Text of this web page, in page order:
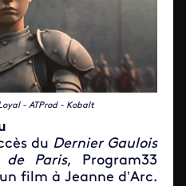
- ATProd - Kobalt
du Dernier Gaulois
de Paris, Program33
film à Jeanne d’Arc.